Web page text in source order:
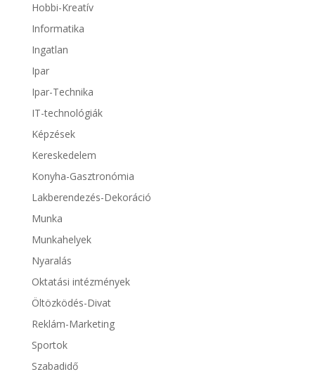
Hobbi-Kreatív
Informatika
Ingatlan
Ipar
Ipar-Technika
IT-technológiák
Képzések
Kereskedelem
Konyha-Gasztronómia
Lakberendezés-Dekoráció
Munka
Munkahelyek
Nyaralás
Oktatási intézmények
Öltözködés-Divat
Reklám-Marketing
Sportok
Szabadidő